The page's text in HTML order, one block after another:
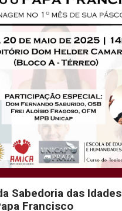
Sabedoria das Idades
Francisco